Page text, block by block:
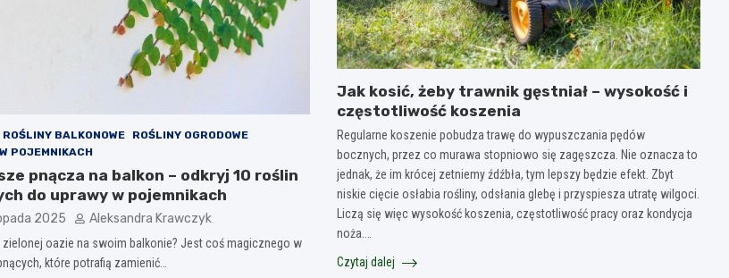
ROŚLINY BALKONOWE
ROŚLINY OGRODOWE
POJEMNIKACH
pnącza na balkon – odkryj 10 roślin
do uprawy w pojemnikach
2025 Aleksandra Krawczyk
zielonej oazie na swoim balkonie? Jest coś magicznego w
które potrafią zamienić…
Jak kosić, żeby trawnik gęstniał – wysokość i
częstotliwość koszenia
Regularne koszenie pobudza trawę do wypuszczania pędów
bocznych, przez co murawa stopniowo się zagęszcza. Nie oznacza to
jednak, że im krócej zetniemy źdźbła, tym lepszy będzie efekt. Zbyt
niskie cięcie osłabia rośliny, odsłania glebę i przyspiesza utratę wilgoci.
Liczą się więc wysokość koszenia, częstotliwość pracy oraz kondycja
noża.…
Czytaj dalej